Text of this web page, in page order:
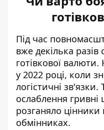
Під час
вже декілька
готівкової
у 2022 році, коли
логістичні зв'язки.
ослаблення
розганяло
обмінниках.